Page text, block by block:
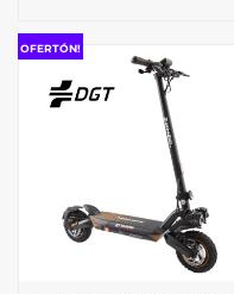
€749,00.
OFERTÓN!